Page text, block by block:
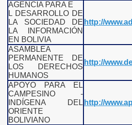
AGENCIA PARA E
L DESARROLLO DE
LA SOCIEDAD DE
LA INFORMACIÓN
EN BOLIVIA
http://
ASAMBLEA
PERMANENTE DE
LOS DERECHOS
HUMANOS
http://
APOYO PARA EL
CAMPESINO -
INDÍGENA DEL
ORIENTE
BOLIVIANO
http://